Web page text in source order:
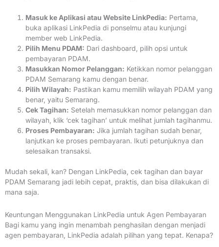
Masuk ke Aplikasi atau Website LinkPedia: Pertama,
buka aplikasi LinkPedia di ponselmu atau kunjungi
member web LinkPedia.
Pilih Menu PDAM: Dari dashboard, pilih opsi untuk
pembayaran PDAM.
Masukkan Nomor Pelanggan: Ketikkan nomor pelanggan
PDAM Semarang kamu dengan benar.
Pilih Wilayah: Pastikan kamu memilih wilayah PDAM yang
benar, yaitu Semarang.
Cek Tagihan: Setelah memasukkan nomor pelanggan dan
wilayah, klik ‘cek tagihan’ untuk melihat jumlah tagihanmu.
Proses Pembayaran: Jika jumlah tagihan sudah benar,
lanjutkan ke proses pembayaran. Ikuti petunjuknya dan
selesaikan transaksi.
Mudah sekali, kan? Dengan LinkPedia, cek tagihan dan bayar
PDAM Semarang jadi lebih cepat, praktis, dan bisa dilakukan di
mana saja.
Keuntungan Menggunakan LinkPedia untuk Agen Pembayaran
Bagi kamu yang ingin menambah penghasilan dengan menjadi
agen pembayaran, LinkPedia adalah pilihan yang tepat. Kenapa?